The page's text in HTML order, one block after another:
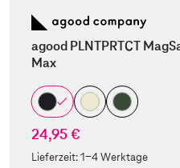
agood PLNTPRTCT
Max
24,95 €
Lieferzeit:1-4 Werktage